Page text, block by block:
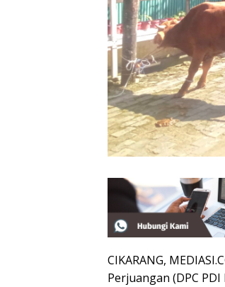
CIKARANG,
Perjuangan (DPC